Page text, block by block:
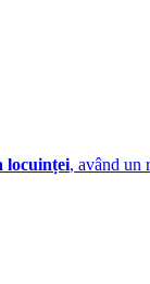
locuinței, având un